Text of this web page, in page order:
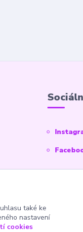
také ke
nastavení
cookies